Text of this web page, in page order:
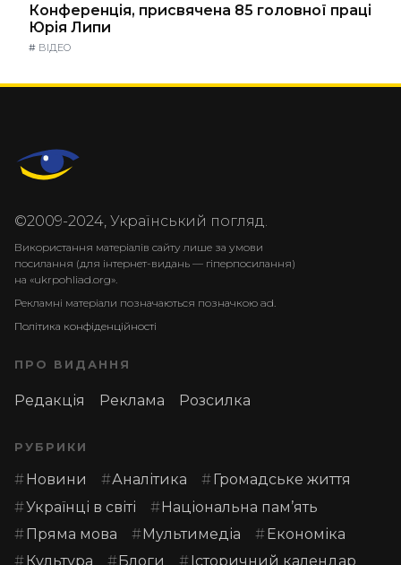
Конференція, присвячена 85 головної праці
Юрія Липи
# ВІДЕО
©2009-2024, Український погляд.
Використання матеріалів сайту лише за умови
посилання (для інтернет-видань — гіперпосилання)
на «ukrpohliad.org».
Рекламні матеріали позначаються позначкою ad.
Політика конфіденційності
ПРО ВИДАННЯ
Редакція Реклама Розсилка
РУБРИКИ
Новини Аналітика
Громадське життя
Українці в світі
Національна пам’ять
Пряма мова
Мультимедіа
Економіка
Культура
Блоги Історичний календар